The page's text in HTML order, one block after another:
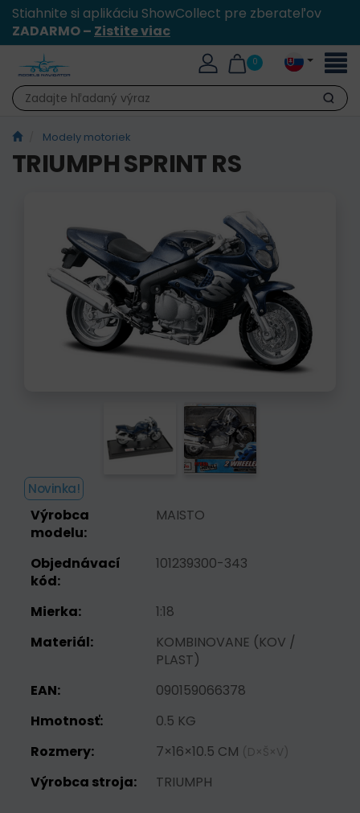
Stiahnite si aplikáciu ShowCollect pre zberateľov
ZADARMO – Zistite viac
0
Hľadať
Modely motoriek
TRIUMPH SPRINT RS
Novinka!
Výrobca
modelu:
MAISTO
Objednávací
kód:
101239300-343
Mierka:
1:18
Materiál:
KOMBINOVANE (KOV /
PLAST)
EAN:
090159066378
Hmotnosť:
0.5 KG
Rozmery:
7×16×10.5 CM (D×Š×V)
Výrobca stroja: TRIUMPH